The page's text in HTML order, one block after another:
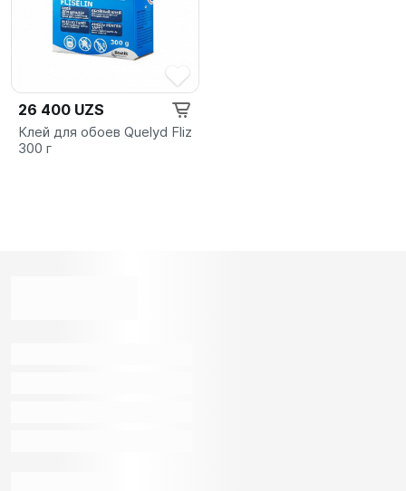
26 400 UZS
Клей для обоев Quelyd Fliz
300 г